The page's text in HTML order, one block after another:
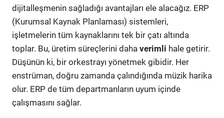
dijitalleşmenin sağladığı avantajları ele alacağız. ERP
(Kurumsal Kaynak Planlaması) sistemleri,
işletmelerin tüm kaynaklarını tek bir çatı altında
toplar. Bu, üretim süreçlerini daha verimli hale getirir.
Düşünün ki, bir orkestrayı yönetmek gibidir. Her
enstrüman, doğru zamanda çalındığında müzik harika
olur. ERP de tüm departmanların uyum içinde
çalışmasını sağlar.